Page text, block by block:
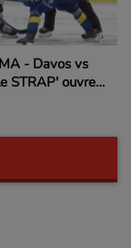
- Davos vs
STRAP' ouvre